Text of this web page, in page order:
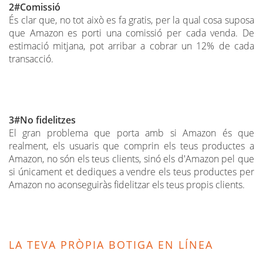
2#Comissió
És clar que, no tot això es fa gratis, per la qual cosa suposa
que Amazon es porti una comissió per cada venda. De
estimació mitjana, pot arribar a cobrar un 12% de cada
transacció.
3#No fidelitzes
El gran problema que porta amb si Amazon és que
realment, els usuaris que comprin els teus productes a
Amazon, no són els teus clients, sinó els d'Amazon pel que
si únicament et dediques a vendre els teus productes per
Amazon no aconseguiràs fidelitzar els teus propis clients.
LA TEVA PRÒPIA BOTIGA EN LÍNEA